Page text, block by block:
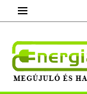
content